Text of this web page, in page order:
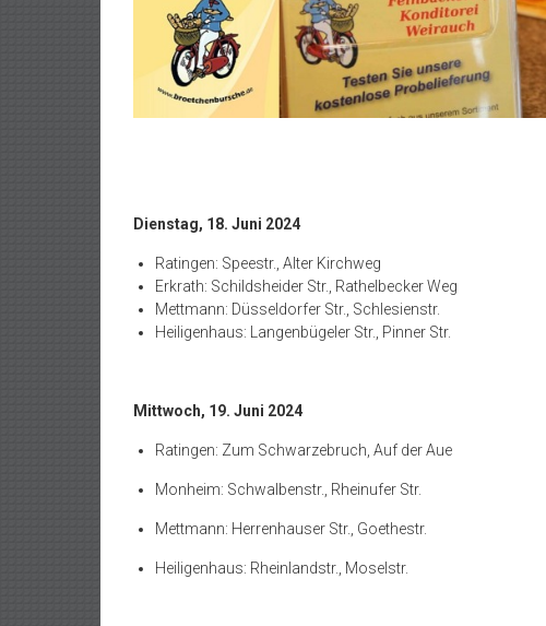
Dienstag, 18. Juni 2024
Ratingen: Speestr., Alter Kirchweg
Erkrath: Schildsheider Str., Rathelbecker Weg
Mettmann: Düsseldorfer Str., Schlesienstr.
Heiligenhaus: Langenbügeler Str., Pinner Str.
Mittwoch, 19. Juni 2024
Ratingen: Zum Schwarzebruch, Auf der Aue
Monheim: Schwalbenstr., Rheinufer Str.
Mettmann: Herrenhauser Str., Goethestr.
Heiligenhaus: Rheinlandstr., Moselstr.